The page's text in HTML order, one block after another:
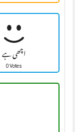
اچھی ہے
0 Votes